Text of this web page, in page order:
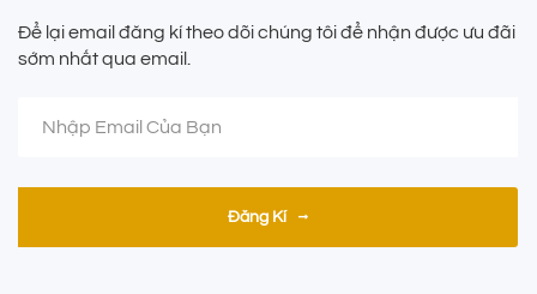
Để lại email đăng kí theo dõi chúng tôi để nhận được ưu đãi
sớm nhất qua email.
Đăng Kí